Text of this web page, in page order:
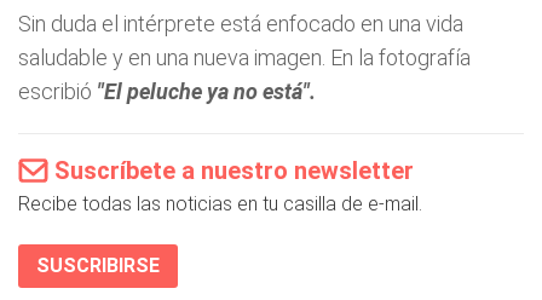
Sin duda el intérprete está enfocado en una vida
saludable y en una nueva imagen. En la fotografía
escribió "El peluche ya no está".
Suscríbete a nuestro newsletter
Recibe todas las noticias en tu casilla de e-mail.
SUSCRIBIRSE